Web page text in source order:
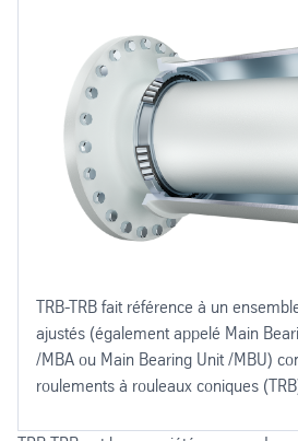
TRB-TRB fait référence à un
ajustés (également appelé Main
/MBA ou Main Bearing Unit /MBU)
roulements à rouleaux coniques